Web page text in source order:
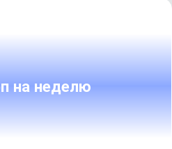
на неделю